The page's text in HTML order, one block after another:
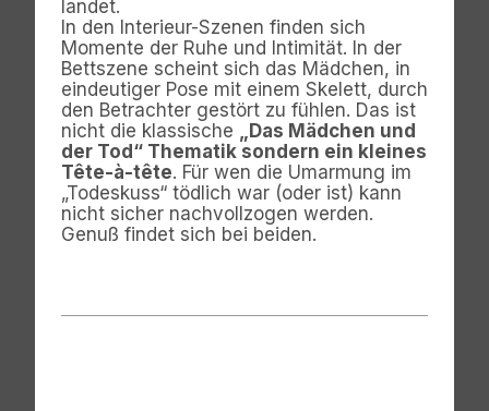
landet.
In den Interieur-Szenen finden sich
Momente der Ruhe und Intimität. In der
Bettszene scheint sich das Mädchen, in
eindeutiger Pose mit einem Skelett, durch
den Betrachter gestört zu fühlen. Das ist
nicht die klassische „Das Mädchen und
der Tod“ Thematik sondern ein kleines
Tête-à-tête. Für wen die Umarmung im
„Todeskuss“ tödlich war (oder ist) kann
nicht sicher nachvollzogen werden.
Genuß findet sich bei beiden.